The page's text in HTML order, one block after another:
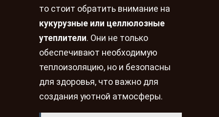
то стоит обратить внимание на
кукурузные или целлюлозные
утеплители. Они не только
обеспечивают необходимую
теплоизоляцию, но и безопасны
для здоровья, что важно для
создания уютной атмосферы.